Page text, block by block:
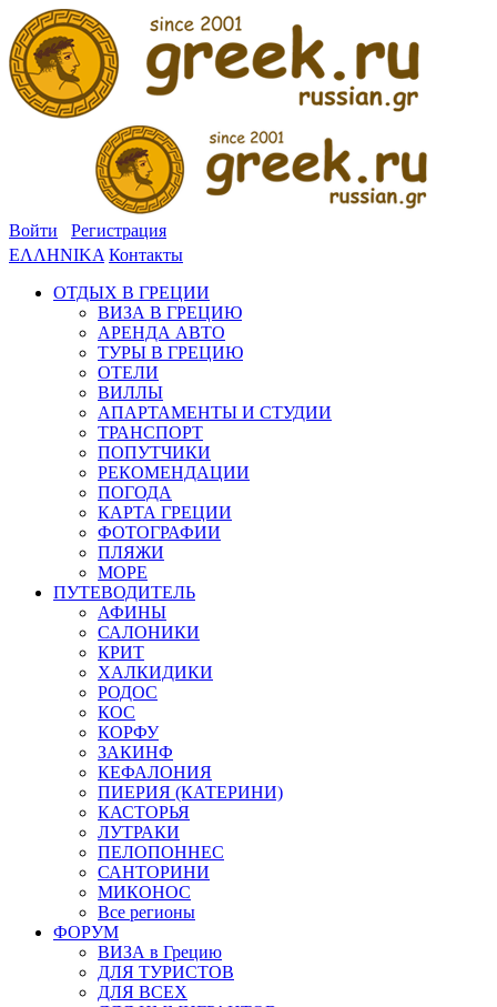
Войти
Регистрация
ΕΛΛΗΝΙΚΑ Контакты
ОТДЫХ В ГРЕЦИИ
ВИЗА В ГРЕЦИЮ
АРЕНДА АВТО
ТУРЫ В ГРЕЦИЮ
ОТЕЛИ
ВИЛЛЫ
АПАРТАМЕНТЫ И СТУДИИ
ТРАНСПОРТ
ПОПУТЧИКИ
РЕКОМЕНДАЦИИ
ПОГОДА
КАРТА ГРЕЦИИ
ФОТОГРАФИИ
ПЛЯЖИ
МОРЕ
ПУТЕВОДИТЕЛЬ
АФИНЫ
САЛОНИКИ
КРИТ
ХАЛКИДИКИ
РОДОС
КОС
КОРФУ
ЗАКИНФ
КЕФАЛОНИЯ
ПИЕРИЯ (КАТЕРИНИ)
КАСТОРЬЯ
ЛУТРАКИ
ПЕЛОПОННЕС
САНТОРИНИ
МИКОНОС
Все регионы
ФОРУМ
ВИЗА в Грецию
ДЛЯ ТУРИСТОВ
ДЛЯ ВСЕХ